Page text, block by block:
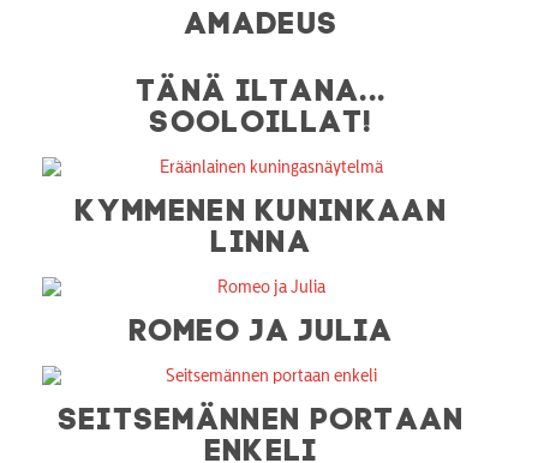
AMADEUS
TÄNÄ ILTANA...
SOOLOILLAT!
KYMMENEN KUNINKAAN
LINNA
ROMEO JA JULIA
SEITSEMÄNNEN PORTAAN
ENKELI